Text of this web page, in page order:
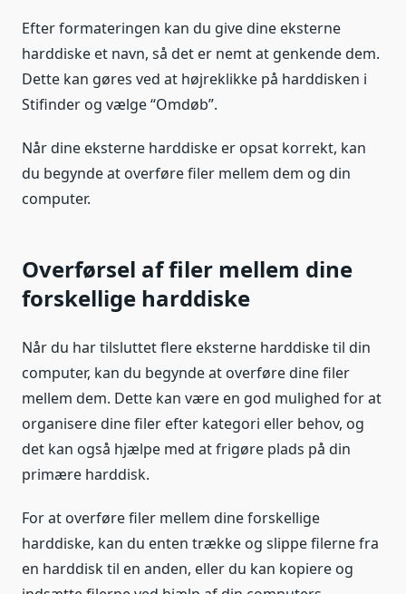
Efter formateringen kan du give dine eksterne
harddiske et navn, så det er nemt at genkende dem.
Dette kan gøres ved at højreklikke på harddisken i
Stifinder og vælge “Omdøb”.
Når dine eksterne harddiske er opsat korrekt, kan
du begynde at overføre filer mellem dem og din
computer.
Overførsel af filer mellem dine
forskellige harddiske
Når du har tilsluttet flere eksterne harddiske til din
computer, kan du begynde at overføre dine filer
mellem dem. Dette kan være en god mulighed for at
organisere dine filer efter kategori eller behov, og
det kan også hjælpe med at frigøre plads på din
primære harddisk.
For at overføre filer mellem dine forskellige
harddiske, kan du enten trække og slippe filerne fra
en harddisk til en anden, eller du kan kopiere og